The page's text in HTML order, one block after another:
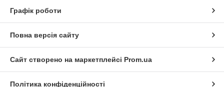
Графік роботи
Повна версія сайту
Сайт створено на маркетплейсі Prom.ua
Політика конфіденційності